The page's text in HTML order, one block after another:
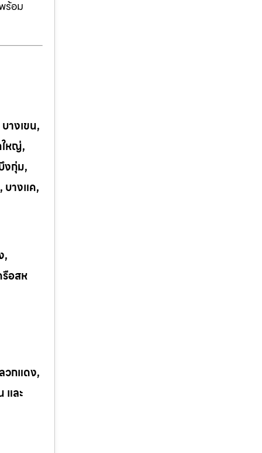
ร้อม
างเขน,
หญ่,
งกุ่ม,
บางแค,
,
อสห
วกแดง,
และ